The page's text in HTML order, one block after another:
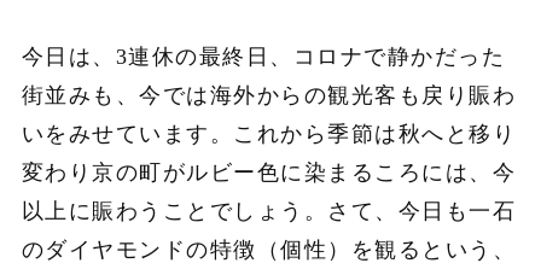
今日は、3連休の最終日、コロナで静かだった
街並みも、今では海外からの観光客も戻り賑わ
いをみせています。これから季節は秋へと移り
変わり京の町がルビー色に染まるころには、今
以上に賑わうことでしょう。さて、今日も一石
のダイヤモンドの特徴（個性）を観るという、